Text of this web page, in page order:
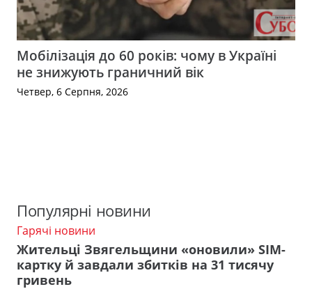
Мобілізація до 60 років: чому в Україні
не знижують граничний вік
Четвер, 6 Серпня, 2026
Популярні новини
Гарячі новини
Жительці Звягельщини «оновили» SIM-
картку й завдали збитків на 31 тисячу
гривень